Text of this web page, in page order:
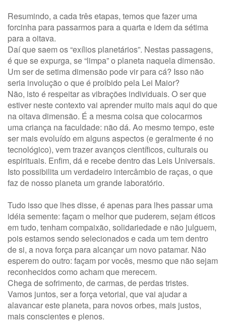
Resumindo, a cada três etapas, temos que fazer uma
forcinha para passarmos para a quarta e idem da sétima
para a oitava.
Daí que saem os “exílios planetários”. Nestas passagens,
é que se expurga, se “limpa” o planeta naquela dimensão.
Um ser de setima dimensão pode vir para cá? Isso não
seria involução o que é proibido pela Lei Maior?
Não, isto é respeitar as vibrações individuais. O ser que
estiver neste contexto vai aprender muito mais aqui do que
na oitava dimensão. É a mesma coisa que colocarmos
uma criança na faculdade: não dá. Ao mesmo tempo, este
ser mais evoluído em alguns aspectos (e geralmente é no
tecnológico), vem trazer avanços científicos, culturais ou
espirituais. Enfim, dá e recebe dentro das Leis Universais.
Isto possibilita um verdadeiro intercâmbio de raças, o que
faz de nosso planeta um grande laboratório.
Tudo isso que lhes disse, é apenas para lhes passar uma
idéia semente: façam o melhor que puderem, sejam éticos
em tudo, tenham compaixão, solidariedade e não julguem,
pois estamos sendo selecionados e cada um tem dentro
de si, a nova força para alcançar um novo patamar. Não
esperem do outro: façam por vocês, mesmo que não sejam
reconhecidos como acham que merecem.
Chega de sofrimento, de carmas, de perdas tristes.
Vamos juntos, ser a força vetorial, que vai ajudar a
alavancar este planeta, para novos orbes, mais justos,
mais conscientes e plenos.